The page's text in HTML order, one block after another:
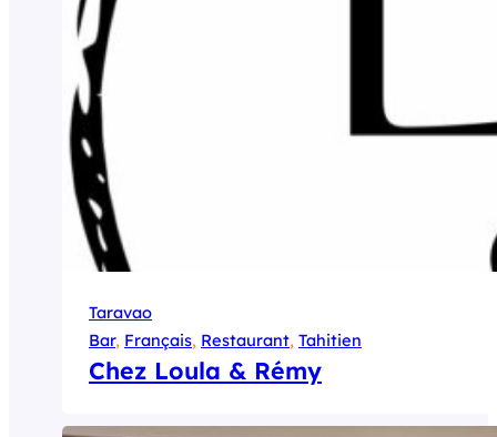
Taravao
Bar, Français, Restaurant, Tahitien
Chez Loula & Rémy